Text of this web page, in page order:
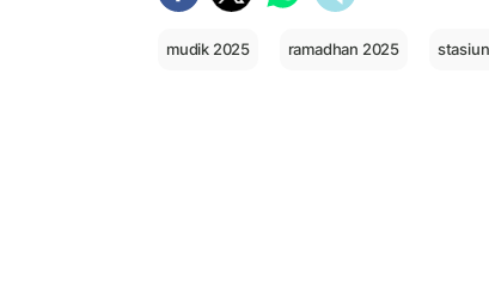
mudik 2025 ramadhan 2025